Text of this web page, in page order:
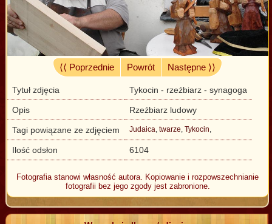
⟨⟨ Poprzednie Powrót Następne ⟩⟩
Tytuł zdjęcia Tykocin - rzeźbiarz - synagoga
Opis Rzeźbiarz ludowy
Tagi powiązane ze zdjęciem Judaica, twarze, Tykocin,
Ilość odsłon 6104
Fotografia stanowi własność autora. Kopiowanie i rozpowszechnianie
fotografii bez jego zgody jest zabronione.